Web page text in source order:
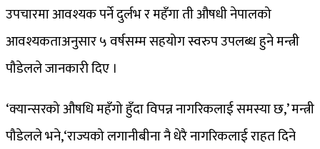
उपचारमा आवश्यक पर्ने दुर्लभ र महँगा ती औषधी नेपालको
आवश्यकताअनुसार ५ वर्षसम्म सहयोग स्वरुप उपलब्ध हुने मन्त्री
पौडेलले जानकारी दिए ।
‘क्यान्सरको औषधि महँगो हुँदा विपन्न नागरिकलाई समस्या छ,’ मन्त्री
पौडेलले भने,‘राज्यको लगानीबीना नै धेरै नागरिकलाई राहत दिने